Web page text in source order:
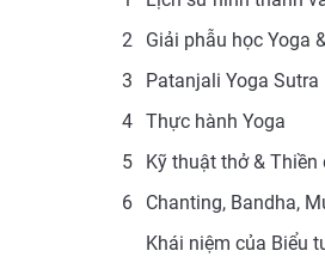
2
Giải phẫu học Yoga
3
Patanjali Yoga Sutra
4 Thực hành Yoga
5
Kỹ thuật thở & Thiền
6
Chanting, Bandha,
Khái niệm của Biểu